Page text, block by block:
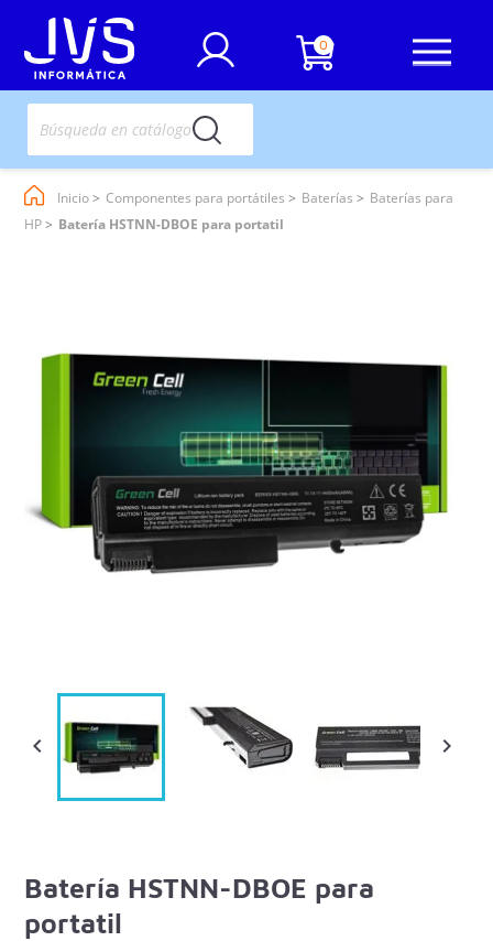
0
Inicio Componentes para portátiles Baterías
Baterías para
HP
Batería HSTNN-DBOE para portatil
 
Batería HSTNN-DBOE para
portatil